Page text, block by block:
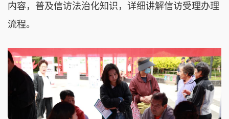
内容，普及信访法治化知识，详细讲解信访受理办理
流程。